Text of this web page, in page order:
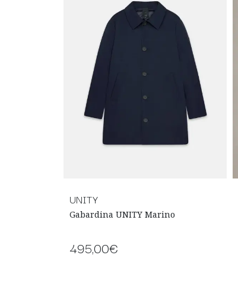
UNITY
Gabardina UNITY Marino
495,00€